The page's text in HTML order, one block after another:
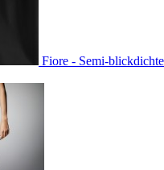
Fiore - Semi-